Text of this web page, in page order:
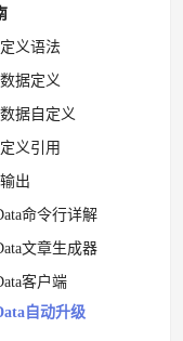
义语法
据定义
据自定义
义引用
出
命令行详解
文章生成器
客户端
自动升级